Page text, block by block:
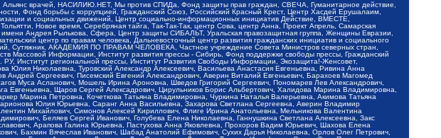
Альянс врачей, НАСИЛИЮ.НЕТ, Мы против СПИДа, Фонд защиты прав граждан, СВЕЧА, Гуманитарное действие,
Фонд борьбы с коррупцией, Гражданский Союз, Российский Красный Крест, Центр Хасдей Ерушалаим,
и социальных движений, Центр социально-информационных инициатив Действие, ВМЕСТЕ,
Новое время, Серебряная тайга, Так-Так-Так, центр Сова, центр Анна, Проект Апрель, Самарская
Андрея Рылькова, Сфера, Центр защиты СИБАЛЬТ, Уральская правозащитная группа, Женщины Евразии,
центр по правам человека, Дальневосточный центр развития гражданских инициатив и социального
Сутяжник, АКАДЕМИЯ ПО ПРАВАМ ЧЕЛОВЕКА, Частное учреждение Совета Министров северных стран,
Массовой Информации, Институт развития прессы - Сибирь, Фонд поддержки свободы прессы, Гражданский
Институт региональной прессы, Институт Развития Свободы Информации, Экозащита!-Женсовет,
Николаевна, Туровский Александр Алексеевич, Васильева Анастасия Евгеньевна, Ривина Анна
Сергеевич, Писемский Евгений Александрович, Аверин Виталий Евгеньевич, Барахоев Магомед
Муса Асланович, Мошель Ирина Ароновна, Шведов Григорий Сергеевич, Пономарев Лев Александрович,
Щаров Сергей Алексадрович, Цирульников Борис Альбертович, Халидова Марина Владимировна,
Марина Петровна, Кочеткова Татьяна Владимировна, Чуркина Наталья Валерьевна, Акимова Татьяна
Юлия Юрьевна, Саранг Анна Васильевна, Захарова Светлана Сергеевна, Аверин Владимир
Михайлович, Симонов Алексей Кириллович, Флиге Ирина Анатольевна, Мельникова Валентина
Беляев Сергей Иванович, Голубева Елена Николаевна, Ганнушкина Светлана Алексеевна, Закс
Арапова Галина Юрьевна, Пастухова Анна Яковлевна, Прохоров Вадим Юрьевич, Шахова Елена
Бахмин Вячеслав Иванович, Шабад Анатолий Ефимович, Сухих Дарья Николаевна, Орлов Олег Петрович,